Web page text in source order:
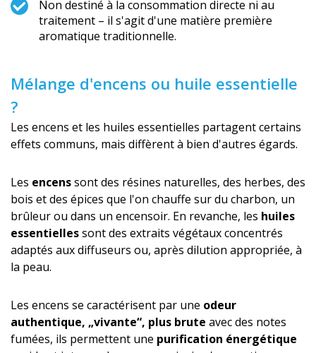
Non destiné à la consommation directe ni au
traitement – il s'agit d'une matière première
aromatique traditionnelle.
Mélange d'encens ou huile essentielle
?
Les encens et les huiles essentielles partagent certains
effets communs, mais diffèrent à bien d'autres égards.
Les encenssont des résines naturelles, des herbes, des
bois et des épices que l'on chauffe sur du charbon, un
brûleur ou dans un encensoir. En revanche, les huiles
essentiellessont des extraits végétaux concentrés
adaptés aux diffuseurs ou, après dilution appropriée, à
la peau.
Les encens se caractérisent par une odeur
authentique, „vivante“, plus brute avec des notes
fumées, ils permettent une purification énergétique